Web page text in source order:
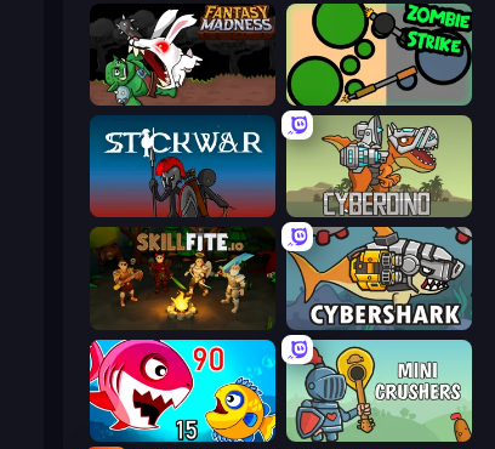
Fantasy Madness ZombieStrike
Stick War
Skillfite.io CyberShark
Fish Eat Getting Big Mini Crushers